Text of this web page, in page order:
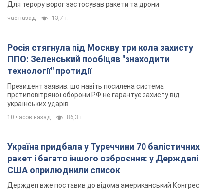
Для терору ворог застосував ракети та дрони
час назад 13,7 т.
Росія стягнула під Москву три кола захисту
ППО: Зеленський пообіцяв "знаходити
технології" протидії
Президент заявив, що навіть посилена система
протиповітряної оборони РФ не гарантує захисту від
українських ударів
10 часов назад 86,3 т.
Україна придбала у Туреччини 70 балістичних
ракет і багато іншого озброєння: у Держдепі
США оприлюднили список
Держдеп вже поставив до відома американський Конгрес